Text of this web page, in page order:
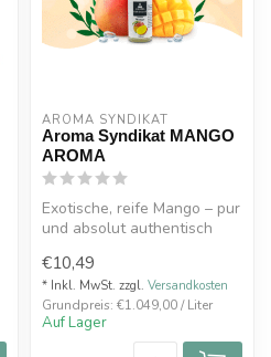
AROMA SYNDIKAT
Aroma Syndikat MANGO
AROMA
Exotische, reife Mango – pur
und absolut authentisch
€10,49
* Inkl. MwSt. zzgl. Versandkosten
Grundpreis: €1.049,00 / Liter
Auf Lager